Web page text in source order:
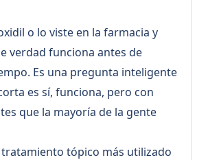
o lo viste en la farmacia y
verdad funciona antes de
Es una pregunta inteligente
es sí, funciona, pero con
que la mayoría de la gente
tratamiento tópico más utilizado